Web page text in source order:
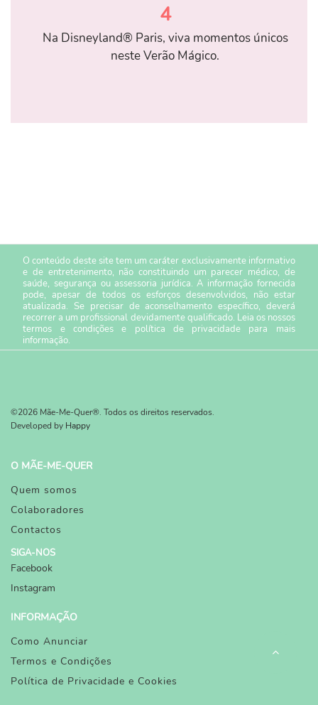
4
Na Disneyland® Paris, viva momentos únicos
neste Verão Mágico.
O conteúdo deste site tem um caráter exclusivamente informativo
e de entretenimento, não constituindo um parecer médico, de
saúde, segurança ou assessoria jurídica. A informação fornecida
pode, apesar de todos os esforços desenvolvidos, não estar
atualizada. Se precisar de aconselhamento específico, deverá
recorrer a um profissional devidamente qualificado. Leia os nossos
termos e condiçõese política de privacidade para mais
informação.
©2026 Mãe-Me-Quer®. Todos os direitos reservados.
Developed by Happy
O MÃE-ME-QUER
Quem somos
Colaboradores
Contactos
SIGA-NOS
Facebook
Instagram
INFORMAÇÃO
Como Anunciar
Termos e Condições
Política de Privacidade e Cookies